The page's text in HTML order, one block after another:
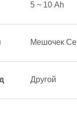
5 ~ 10 Аh
Мешочек Cell
Другой